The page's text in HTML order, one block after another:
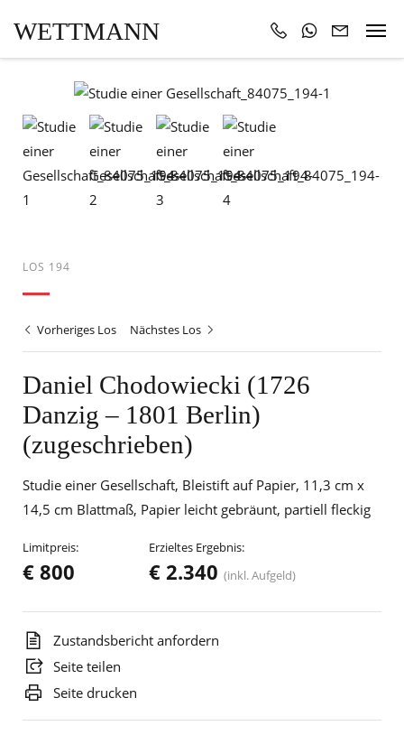
WETTMANN
LOS 194
Vorheriges Los Nächstes Los
Daniel Chodowiecki (1726
Danzig – 1801 Berlin)
(zugeschrieben)
Studie einer Gesellschaft, Bleistift auf Papier, 11,3 cm x
14,5 cm Blattmaß, Papier leicht gebräunt, partiell fleckig
Limitpreis:
€ 800
Erzieltes Ergebnis:
€ 2.340 (inkl. Aufgeld)
Zustandsbericht anfordern
Seite teilen
Seite drucken